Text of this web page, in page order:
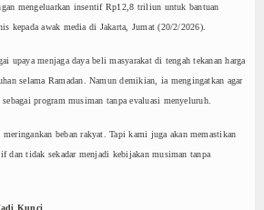
mengeluarkan insentif Rp12,8 triliun untuk bantuan
kepada awak media di Jakarta, Jumat (20/2/2026).
upaya menjaga daya beli masyarakat di tengah tekanan harga
selama Ramadan. Namun demikian, ia mengingatkan agar
program musiman tanpa evaluasi menyeluruh.
beban rakyat. Tapi kami juga akan memastikan
dan tidak sekadar menjadi kebijakan musiman tanpa
Kunci